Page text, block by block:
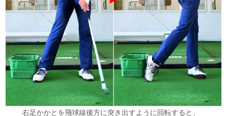
右足かかとを飛球線後方に突き出すように回転すると、